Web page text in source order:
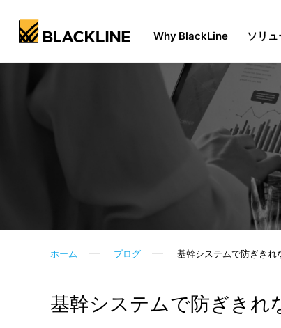
Why BlackLine ソリ
ホーム ブログ 基幹システムで防ぎきれ
基幹システムで防ぎきれ